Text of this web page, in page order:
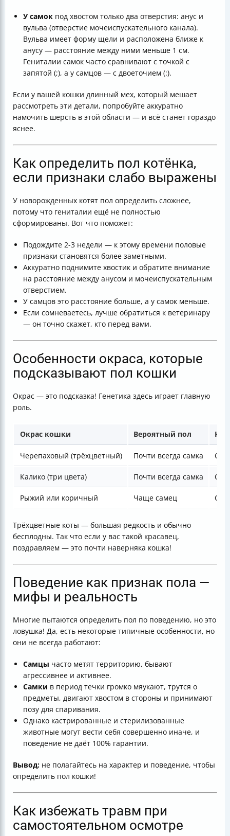
У самок под хвостом только два отверстия: анус и
вульва (отверстие мочеиспускательного канала).
Вульва имеет форму щели и расположена ближе к
анусу — расстояние между ними меньше 1 см.
Гениталии самок часто сравнивают с точкой с
запятой (;), а у самцов — с двоеточием (:).
Если у вашей кошки длинный мех, который мешает
рассмотреть эти детали, попробуйте аккуратно
намочить шерсть в этой области — и всё станет гораздо
яснее.
Как определить пол котёнка,
если признаки слабо выражены
У новорожденных котят пол определить сложнее,
потому что гениталии ещё не полностью
сформированы. Вот что поможет:
Подождите 2-3 недели — к этому времени половые
признаки становятся более заметными.
Аккуратно поднимите хвостик и обратите внимание
на расстояние между анусом и мочеиспускательным
отверстием.
У самцов это расстояние больше, а у самок меньше.
Если сомневаетесь, лучше обратиться к ветеринару
— он точно скажет, кто перед вами.
Особенности окраса, которые
подсказывают пол кошки
Окрас — это подсказка! Генетика здесь играет главную
роль.
Окрас кошки Вероятный пол
Черепаховый (трёхцветный) Почти всегда самка
Калико (три цвета) Почти всегда самка
Рыжий или коричный Чаще самец
Трёхцветные коты — большая редкость и обычно
бесплодны. Так что если у вас такой красавец,
поздравляем — это почти наверняка кошка!
Поведение как признак пола —
мифы и реальность
Многие пытаются определить пол по поведению, но это
ловушка! Да, есть некоторые типичные особенности, но
они не всегда работают:
Самцы часто метят территорию, бывают
агрессивнее и активнее.
Самки в период течки громко мяукают, трутся о
предметы, двигают хвостом в стороны и принимают
позу для спаривания.
Однако кастрированные и стерилизованные
животные могут вести себя совершенно иначе, и
поведение не даёт 100% гарантии.
Вывод: не полагайтесь на характер и поведение, чтобы
определить пол кошки!
Как избежать травм при
самостоятельном осмотре